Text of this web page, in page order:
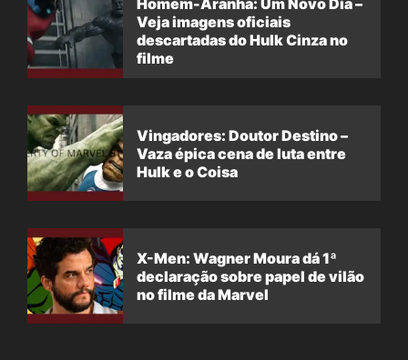
Veja imagens oficiais
descartadas do Hulk Cinza no
filme
Vingadores: Doutor Destino –
Vaza épica cena de luta entre
Hulk e o Coisa
X-Men: Wagner Moura dá 1ª
declaração sobre papel de vilão
no filme da Marvel